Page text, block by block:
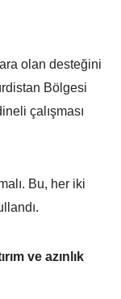
olan desteğini
Bölgesi
çalışması
Bu, her iki
ve azınlık